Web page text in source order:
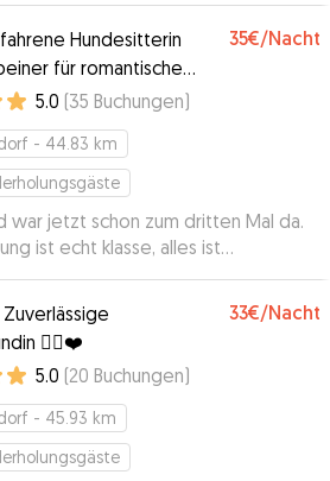
Hundesitterin
für romantische
35€/Nacht
5.0 (35 Buchungen)
- 44.83 km
war jetzt schon zum dritten Mal da.
ist echt klasse, alles ist
gelaufen. Jacky hat sich dort sehr
und freut sich schon auf Nicola.
empfehlen.
Zuverlässige
🐕‍🦺❤️
33€/Nacht
5.0 (20 Buchungen)
- 45.93 km